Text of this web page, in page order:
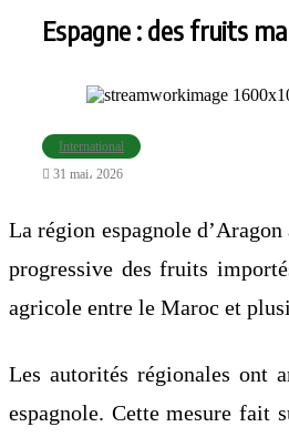
Espagne : des fruits
International
31 mai، 2026
La région espagnole
progressive des fruits
agricole entre le Maroc et
Les autorités régionales ont
espagnole. Cette mesure fait